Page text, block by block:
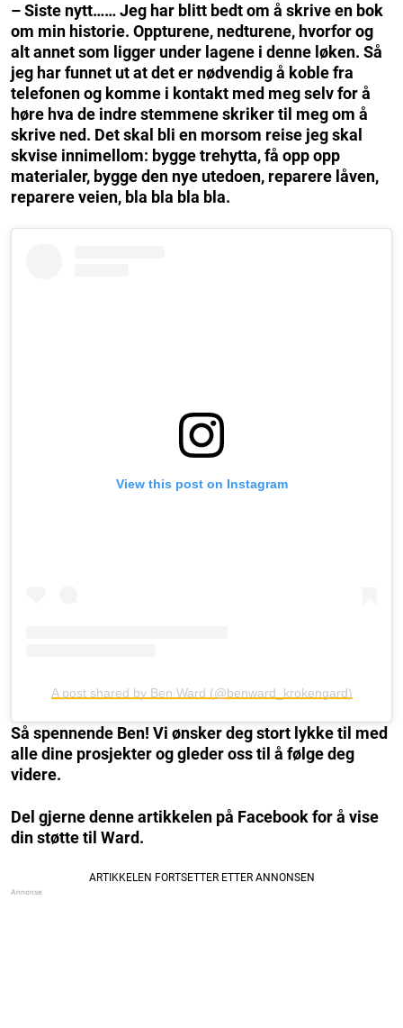
– Siste nytt…… Jeg har blitt bedt om å skrive en bok
om min historie. Oppturene, nedturene, hvorfor og
alt annet som ligger under lagene i denne løken. Så
jeg har funnet ut at det er nødvendig å koble fra
telefonen og komme i kontakt med meg selv for å
høre hva de indre stemmene skriker til meg om å
skrive ned. Det skal bli en morsom reise jeg skal
skvise innimellom: bygge trehytta, få opp opp
materialer, bygge den nye utedoen, reparere låven,
reparere veien, bla bla bla bla.
View this post on Instagram
A post shared by Ben Ward (@benward_krokengard)
Så spennende Ben! Vi ønsker deg stort lykke til med
alle dine prosjekter og gleder oss til å følge deg
videre.
Del gjerne denne artikkelen på Facebook for å vise
din støtte til Ward.